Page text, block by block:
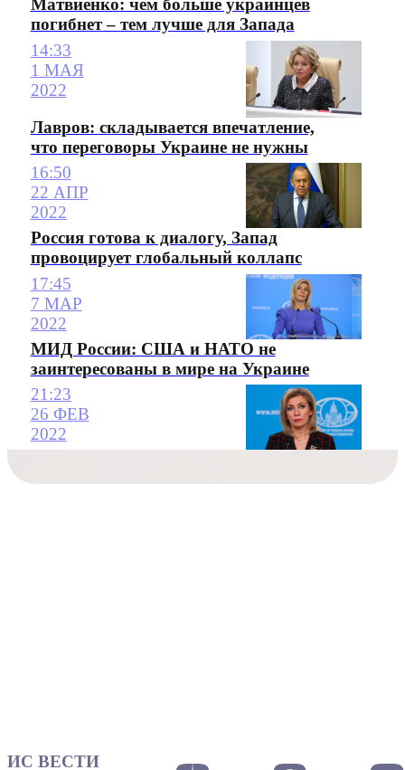
Матвиенко: чем больше украинцев
погибнет – тем лучше для Запада
14:33
1 МАЯ
2022
Лавров: складывается впечатление,
что переговоры Украине не нужны
16:50
22 АПР
2022
Россия готова к диалогу, Запад
провоцирует глобальный коллапс
17:45
7 МАР
2022
МИД России: США и НАТО не
заинтересованы в мире на Украине
21:23
26 ФЕВ
2022
ИС ВЕСТИ